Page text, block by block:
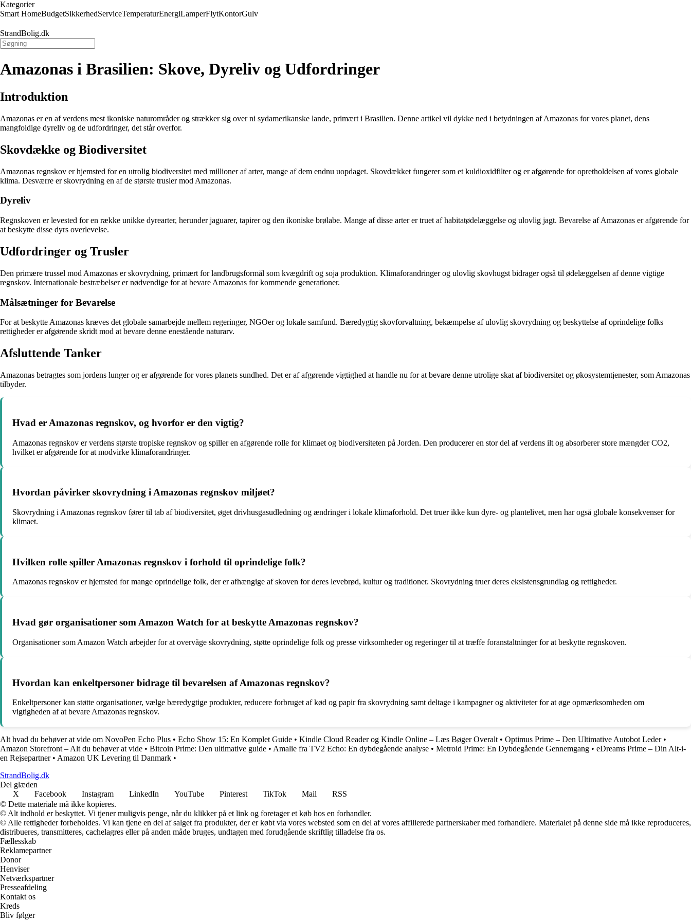
Kategorier
Smart HomeBudgetSikkerhedServiceTemperaturEnergiLamperFlytKontorGulv
StrandBolig.dk
Amazonas i Brasilien: Skove, Dyreliv og Udfordringer
Introduktion
Amazonas er en af verdens mest ikoniske naturområder og strækker sig over ni sydamerikanske lande, primært i Brasilien. Denne artikel vil dykke ned i betydningen af Amazonas for vores planet, dens
mangfoldige dyreliv og de udfordringer, det står overfor.
Skovdække og Biodiversitet
Amazonas regnskov er hjemsted for en utrolig biodiversitet med millioner af arter, mange af dem endnu uopdaget. Skovdækket fungerer som et kuldioxidfilter og er afgørende for opretholdelsen af vores globale
klima. Desværre er skovrydning en af de største trusler mod Amazonas.
Dyreliv
Regnskoven er levested for en række unikke dyrearter, herunder jaguarer, tapirer og den ikoniske brølabe. Mange af disse arter er truet af habitatødelæggelse og ulovlig jagt. Bevarelse af Amazonas er afgørende for
at beskytte disse dyrs overlevelse.
Udfordringer og Trusler
Den primære trussel mod Amazonas er skovrydning, primært for landbrugsformål som kvægdrift og soja produktion. Klimaforandringer og ulovlig skovhugst bidrager også til ødelæggelsen af denne vigtige
regnskov. Internationale bestræbelser er nødvendige for at bevare Amazonas for kommende generationer.
Målsætninger for Bevarelse
For at beskytte Amazonas kræves det globale samarbejde mellem regeringer, NGOer og lokale samfund. Bæredygtig skovforvaltning, bekæmpelse af ulovlig skovrydning og beskyttelse af oprindelige folks
rettigheder er afgørende skridt mod at bevare denne enestående naturarv.
Afsluttende Tanker
Amazonas betragtes som jordens lunger og er afgørende for vores planets sundhed. Det er af afgørende vigtighed at handle nu for at bevare denne utrolige skat af biodiversitet og økosystemtjenester, som Amazonas
tilbyder.
Hvad er Amazonas regnskov, og hvorfor er den vigtig?
Amazonas regnskov er verdens største tropiske regnskov og spiller en afgørende rolle for klimaet og biodiversiteten på Jorden. Den producerer en stor del af verdens ilt og absorberer store mængder CO2,
hvilket er afgørende for at modvirke klimaforandringer.
Hvordan påvirker skovrydning i Amazonas regnskov miljøet?
Skovrydning i Amazonas regnskov fører til tab af biodiversitet, øget drivhusgasudledning og ændringer i lokale klimaforhold. Det truer ikke kun dyre- og plantelivet, men har også globale konsekvenser for
klimaet.
Hvilken rolle spiller Amazonas regnskov i forhold til oprindelige folk?
Amazonas regnskov er hjemsted for mange oprindelige folk, der er afhængige af skoven for deres levebrød, kultur og traditioner. Skovrydning truer deres eksistensgrundlag og rettigheder.
Hvad gør organisationer som Amazon Watch for at beskytte Amazonas regnskov?
Organisationer som Amazon Watch arbejder for at overvåge skovrydning, støtte oprindelige folk og presse virksomheder og regeringer til at træffe foranstaltninger for at beskytte regnskoven.
Hvordan kan enkeltpersoner bidrage til bevarelsen af Amazonas regnskov?
Enkeltpersoner kan støtte organisationer, vælge bæredygtige produkter, reducere forbruget af kød og papir fra skovrydning samt deltage i kampagner og aktiviteter for at øge opmærksomheden om
vigtigheden af at bevare Amazonas regnskov.
Alt hvad du behøver at vide om NovoPen Echo Plus • Echo Show 15: En Komplet Guide • Kindle Cloud Reader og Kindle Online – Læs Bøger Overalt • Optimus Prime – Den Ultimative Autobot Leder•
Amazon Storefront – Alt du behøver at vide • Bitcoin Prime: Den ultimative guide • Amalie fra TV2 Echo: En dybdegående analyse • Metroid Prime: En Dybdegående Gennemgang • eDreams Prime – Din Alt-i-
en Rejsepartner• Amazon UK Levering til Danmark •
StrandBolig.dk
Del glæden
X
Facebook Instagram LinkedIn YouTube Pinterest TikTok Mail
RSS
© Dette materiale må ikke kopieres.
© Alt indhold er beskyttet. Vi tjener muligvis penge, når du klikker på et link og foretager et køb hos en forhandler.
© Alle rettigheder forbeholdes. Vi kan tjene en del af salget fra produkter, der er købt via vores websted som en del af vores affilierede partnerskaber med forhandlere. Materialet på denne side må ikke reproduceres,
distribueres, transmitteres, cachelagres eller på anden måde bruges, undtagen med forudgående skriftlig tilladelse fra os.
Fællesskab
Reklamepartner
Donor
Henviser
Netværkspartner
Presseafdeling
Kontakt os
Kreds
Bliv følger